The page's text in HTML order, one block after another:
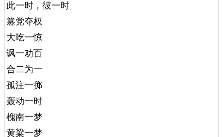
此一时，彼一时
篡党夺权
大吃一惊
讽一劝百
合二为一
孤注一掷
轰动一时
槐南一梦
黄粱一梦